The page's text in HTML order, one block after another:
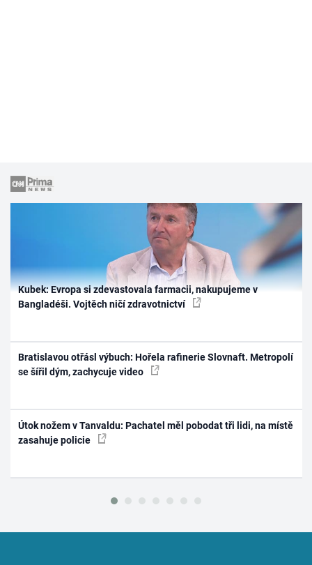
Kubek: Evropa si zdevastovala farmacii, nakupujeme v
Bangladéši. Vojtěch ničí zdravotnictví
Bratislavou otřásl výbuch: Hořela rafinerie Slovnaft. Metropolí
se šířil dým, zachycuje video
Útok nožem v Tanvaldu: Pachatel měl pobodat tři lidi, na místě
zasahuje policie